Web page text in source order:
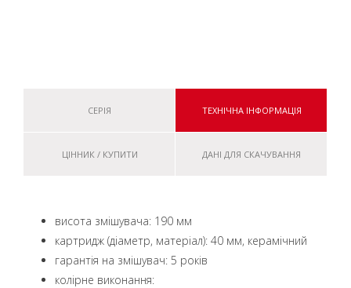
СЕРІЯ ТЕХНІЧНА ІНФОРМАЦІЯ
ЦІННИК / КУПИТИ ДАНІ ДЛЯ СКАЧУВАННЯ
висота змішувача: 190 мм
картридж (діаметр, матеріал): 40 мм, керамічний
гарантія на змішувач: 5 років
колірне виконання: